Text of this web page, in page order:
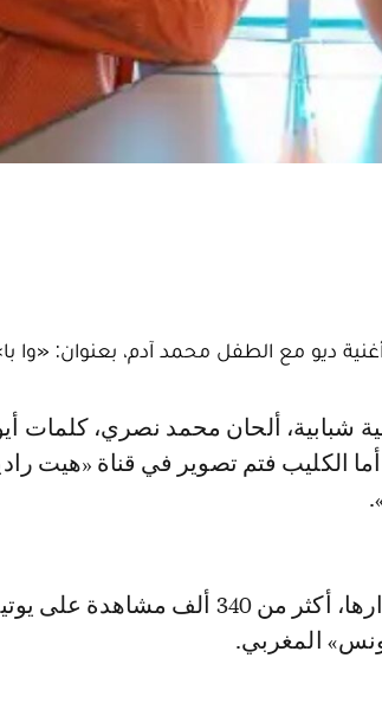
الكليب فتم تصوير في قناة «هيت
وحققت الأغنية، بعد يوم من إصدارها، أكثر من 340 ألف